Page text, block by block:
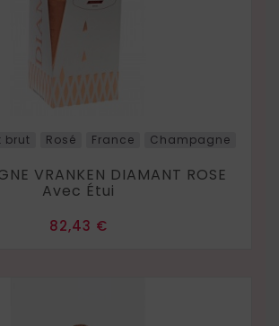
brut Rosé France Champagne
VRANKEN DIAMANT ROSE
Avec Étui
Prix
82,43 €